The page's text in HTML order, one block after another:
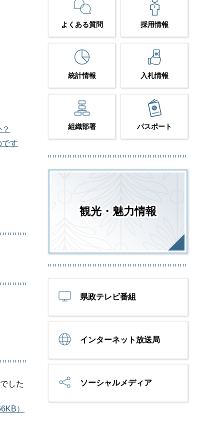
す
した
）
よくある質問 採用情報
統計情報 入札情報
組織部署 パスポート
観光・魅力情報
県政テレビ番組
インターネット放送局
ソーシャルメディア